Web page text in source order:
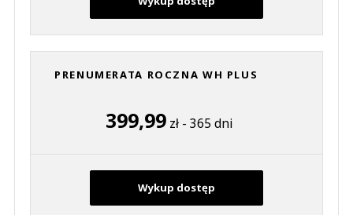
PRENUMERATA ROCZNA WH PLUS
399,99zł - 365 dni
Wykup dostęp